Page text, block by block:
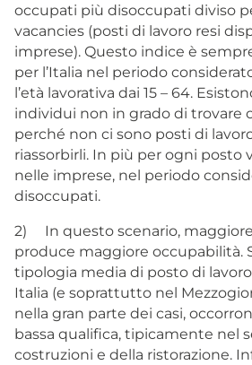
occupati più disoccupati diviso
vacancies (posti di lavoro resi
imprese). Questo indice è
per l’Italia nel periodo
l’età lavorativa dai 15 – 64.
individui non in grado di trovare
perché non ci sono posti di
riassorbirli. In più per ogni posto
nelle imprese, nel periodo
disoccupati.
2) In questo scenario,
produce maggiore occupabilità.
tipologia media di posto di
Italia (e soprattutto nel
nella gran parte dei casi,
bassa qualifica, tipicamente nel
costruzioni e della ristorazione.